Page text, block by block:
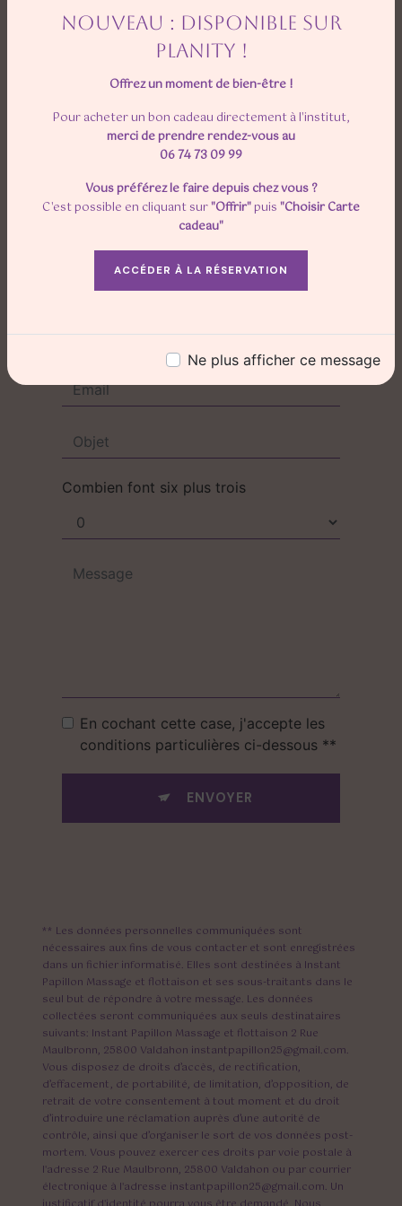
NOUVEAU : DISPONIBLE SUR
PLANITY !
Offrez un moment de bien-être !
Pour acheter un bon cadeau directement à l'institut,
merci de prendre rendez-vous au
06 74 73 09 99
Vous préférez le faire depuis chez vous ?
C'est possible en cliquant sur"Offrir"puis"Choisir Carte
cadeau"
ACCÉDER À LA RÉSERVATION
Ne plus afficher ce message
N'hésitez pas à nous
contacter
Combien font six plus trois
En cochant cette case, j'accepte les
conditions particulières ci-dessous **
ENVOYER
** Les données personnelles communiquées sont
nécessaires aux fins de vous contacter et sont enregistrées
dans un fichier informatisé. Elles sont destinées à Instant
Papillon Massage et flottaison et ses sous-traitants dans le
seul but de répondre à votre message. Les données
collectées seront communiquées aux seuls destinataires
suivants: Instant Papillon Massage et flottaison 2 Rue
Maulbronn, 25800 Valdahon instantpapillon25@gmail.com.
Vous disposez de droits d’accès, de rectification,
d’effacement, de portabilité, de limitation, d’opposition, de
retrait de votre consentement à tout moment et du droit
d’introduire une réclamation auprès d’une autorité de
contrôle, ainsi que d’organiser le sort de vos données post-
mortem. Vous pouvez exercer ces droits par voie postale à
l'adresse 2 Rue Maulbronn, 25800 Valdahon ou par courrier
électronique à l'adresse instantpapillon25@gmail.com. Un